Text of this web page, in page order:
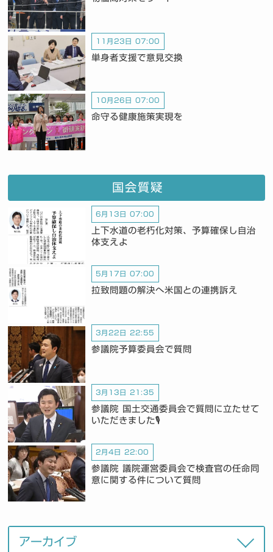
11月23日 07:00
単身者支援で意見交換
10月26日 07:00
命守る健康施策実現を
国会質疑
6月13日 07:00
上下水道の老朽化対策、予算確保し自治
体支えよ
5月17日 07:00
拉致問題の解決へ米国との連携訴え
3月22日 22:55
参議院予算委員会で質問
3月13日 21:35
参議院 国土交通委員会で質問に立たせて
いただきました🎙️
2月4日 22:00
参議院 議院運営委員会で検査官の任命同
意に関する件について質問